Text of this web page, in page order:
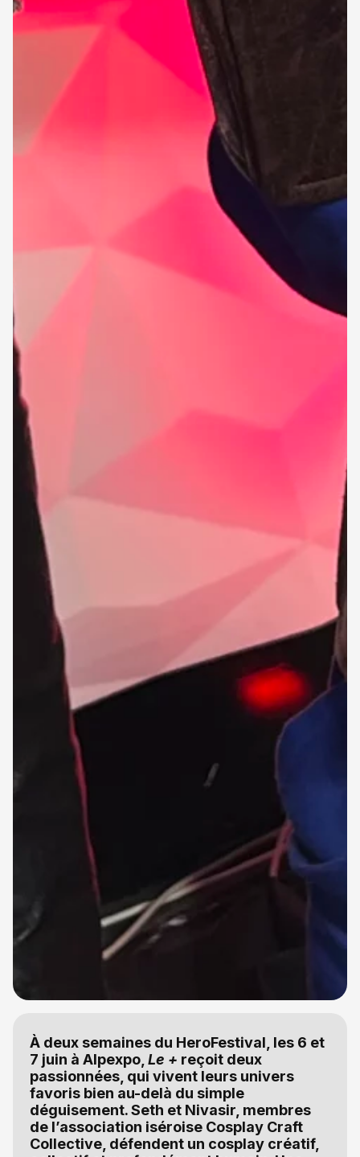
À deux semaines du HeroFestival, les 6 et
7 juin à Alpexpo,Le + reçoit deux
passionnées, qui vivent leurs univers
favoris bien au-delà du simple
déguisement. Seth et Nivasir, membres
de l’association iséroise Cosplay Craft
Collective, défendent un cosplay créatif,